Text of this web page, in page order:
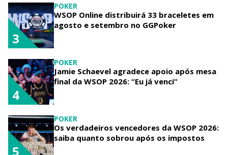
POKER
WSOP Online distribuirá 33 braceletes em
agosto e setembro no GGPoker
3
POKER
Jamie Schaevel agradece apoio após mesa
final da WSOP 2026: “Eu já venci”
4
POKER
Os verdadeiros vencedores da WSOP 2026:
saiba quanto sobrou após os impostos
5